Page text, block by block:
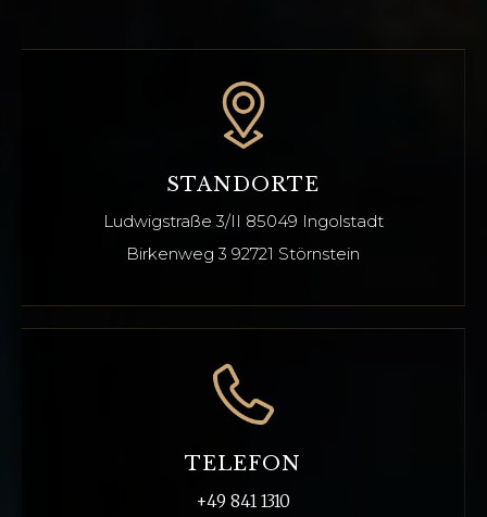
STANDORTE
Ludwigstraße 3/II 85049 Ingolstadt
Birkenweg 3 92721 Störnstein
TELEFON
+49 841 1310